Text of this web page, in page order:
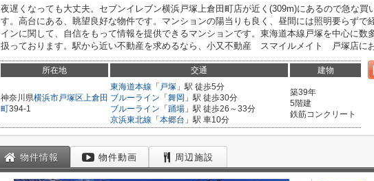
夜遅くなっても大丈夫。セブンイレブン横浜戸塚上倉田町店が近く(309m)にあるので急な買
す。高台にある、眺望良好な物件です。マンションの陽当りも良く、昼間には照明要らずで
インに関して、自信をもって情報を提供できるマンションです。東海道本線戸塚を中心に数
扱っております。駅から近い不動産を求めるなら、小又不動産 スマイルメイト 戸塚店にお
所在地 交通 建物
神奈川県横浜市戸塚区上倉田
町394-1
東海道本線 「 戸塚 」駅 徒歩5分
ブルーライン 「 舞岡 」駅 徒歩30分
ブルーライン 「 踊場 」駅 徒歩26～33分
京浜東北線 「 本郷台 」駅 車10分
築39年
5階建
鉄筋コンクリート
物件情報 物件動画 周辺施設